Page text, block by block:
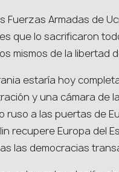
Fuerzas Armadas de
que lo sacrificaron
mismos de la libertad
estaría hoy
y una cámara de
ruso a las puertas de
recupere Europa del
las democracias